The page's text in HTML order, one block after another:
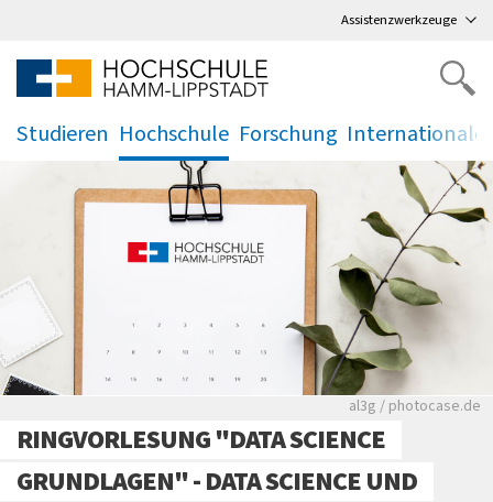
Assistenzwerkzeuge
Studieren Hochschule
.
Forschung
.
Rote leere
al3g / photocase.de
RINGVORLESUNG "DATA SCIENCE
GRUNDLAGEN" - DATA SCIENCE UND